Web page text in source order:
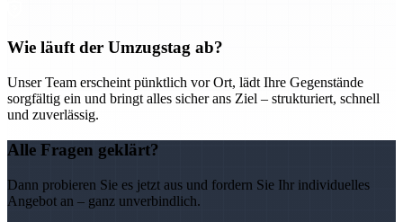
Wie läuft der Umzugstag ab?
Unser Team erscheint pünktlich vor Ort, lädt Ihre Gegenstände
sorgfältig ein und bringt alles sicher ans Ziel – strukturiert, schnell
und zuverlässig.
Alle Fragen geklärt?
Dann probieren Sie es jetzt aus und fordern Sie Ihr individuelles
Angebot an – ganz unverbindlich.